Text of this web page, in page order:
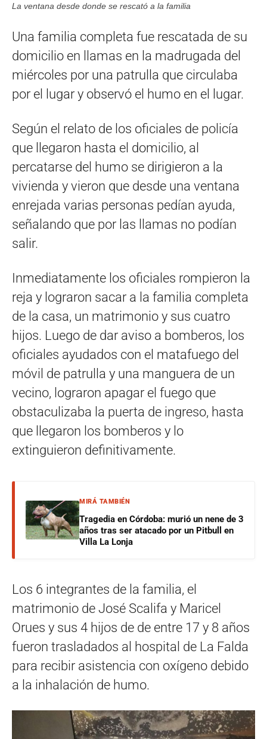
La ventana desde donde se rescató a la familia
Una familia completa fue rescatada de su
domicilio en llamas en la madrugada del
miércoles por una patrulla que circulaba
por el lugar y observó el humo en el lugar.
Según el relato de los oficiales de policía
que llegaron hasta el domicilio, al
percatarse del humo se dirigieron a la
vivienda y vieron que desde una ventana
enrejada varias personas pedían ayuda,
señalando que por las llamas no podían
salir.
Inmediatamente los oficiales rompieron la
reja y lograron sacar a la familia completa
de la casa, un matrimonio y sus cuatro
hijos. Luego de dar aviso a bomberos, los
oficiales ayudados con el matafuego del
móvil de patrulla y una manguera de un
vecino, lograron apagar el fuego que
obstaculizaba la puerta de ingreso, hasta
que llegaron los bomberos y lo
extinguieron definitivamente.
MIRÁ TAMBIÉN
Tragedia en Córdoba: murió un nene de 3
años tras ser atacado por un Pitbull en
Villa La Lonja
Los 6 integrantes de la familia, el
matrimonio de José Scalifa y Maricel
Orues y sus 4 hijos de de entre 17 y 8 años
fueron trasladados al hospital de La Falda
para recibir asistencia con oxígeno debido
a la inhalación de humo.